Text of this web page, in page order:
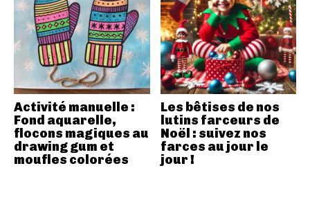
Activité manuelle :
Fond aquarelle,
flocons magiques au
drawing gum et
moufles colorées
Les bêtises de nos
lutins farceurs de
Noël : suivez nos
farces au jour le
jour !